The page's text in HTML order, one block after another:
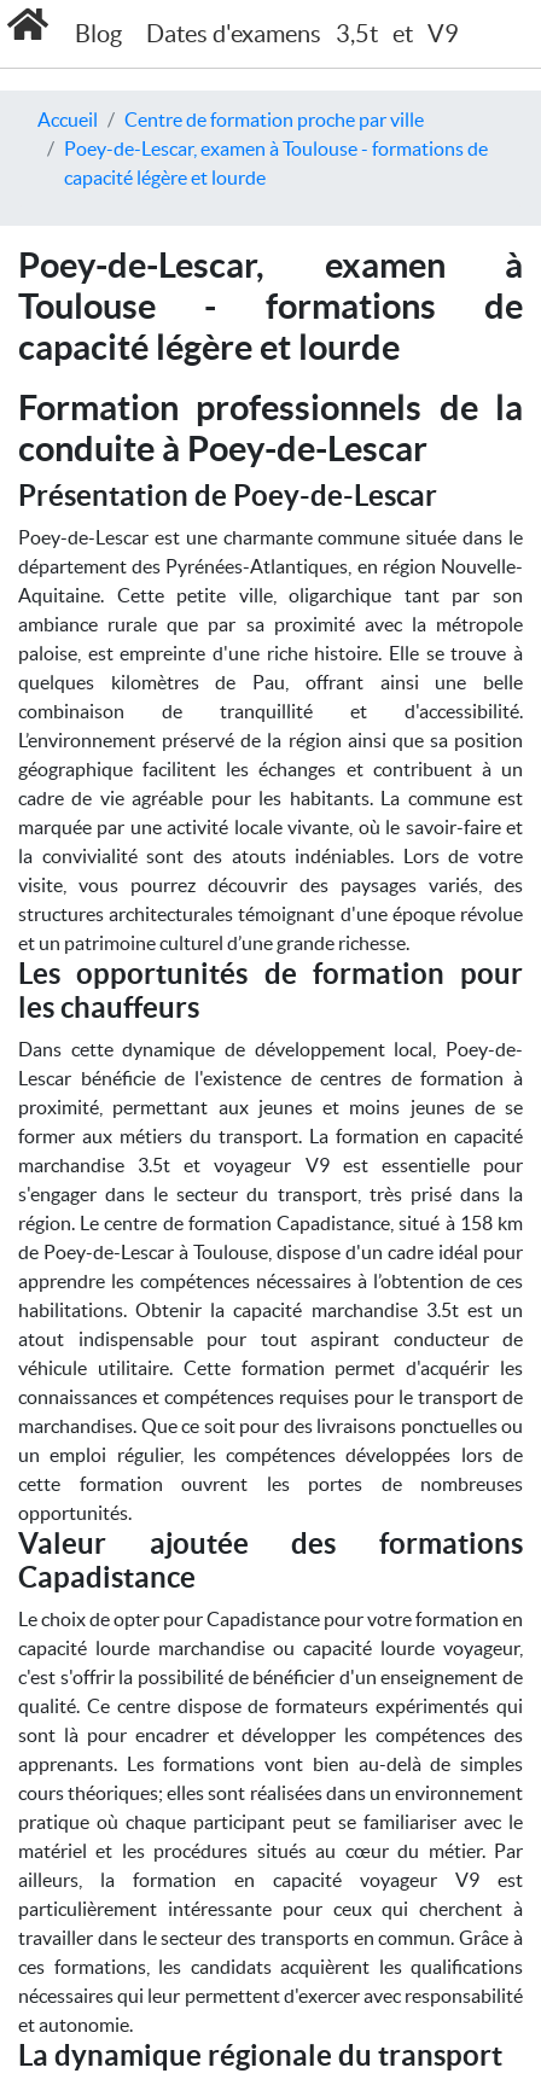
Blog Dates d'examens 3,5t et V9
Accueil
Centre de formation proche par ville
Poey-de-Lescar, examen à Toulouse - formations de
capacité légère et lourde
Poey-de-Lescar, examen à
Toulouse - formations de
capacité légère et lourde
Formation professionnels de la
conduite à Poey-de-Lescar
Présentation de Poey-de-Lescar
Poey-de-Lescar est une charmante commune située dans le
département des Pyrénées-Atlantiques, en région Nouvelle-
Aquitaine. Cette petite ville, oligarchique tant par son
ambiance rurale que par sa proximité avec la métropole
paloise, est empreinte d'une riche histoire. Elle se trouve à
quelques kilomètres de Pau, offrant ainsi une belle
combinaison de tranquillité et d'accessibilité.
L’environnement préservé de la région ainsi que sa position
géographique facilitent les échanges et contribuent à un
cadre de vie agréable pour les habitants. La commune est
marquée par une activité locale vivante, où le savoir-faire et
la convivialité sont des atouts indéniables. Lors de votre
visite, vous pourrez découvrir des paysages variés, des
structures architecturales témoignant d'une époque révolue
et un patrimoine culturel d’une grande richesse.
Les opportunités de formation pour
les chauffeurs
Dans cette dynamique de développement local, Poey-de-
Lescar bénéficie de l'existence de centres de formation à
proximité, permettant aux jeunes et moins jeunes de se
former aux métiers du transport. La formation en capacité
marchandise 3.5t et voyageur V9 est essentielle pour
s'engager dans le secteur du transport, très prisé dans la
région. Le centre de formation Capadistance, situé à 158 km
de Poey-de-Lescar à Toulouse, dispose d'un cadre idéal pour
apprendre les compétences nécessaires à l’obtention de ces
habilitations. Obtenir la capacité marchandise 3.5t est un
atout indispensable pour tout aspirant conducteur de
véhicule utilitaire. Cette formation permet d'acquérir les
connaissances et compétences requises pour le transport de
marchandises. Que ce soit pour des livraisons ponctuelles ou
un emploi régulier, les compétences développées lors de
cette formation ouvrent les portes de nombreuses
opportunités.
Valeur ajoutée des formations
Capadistance
Le choix de opter pour Capadistance pour votre formation en
capacité lourde marchandise ou capacité lourde voyageur,
c'est s'offrir la possibilité de bénéficier d'un enseignement de
qualité. Ce centre dispose de formateurs expérimentés qui
sont là pour encadrer et développer les compétences des
apprenants. Les formations vont bien au-delà de simples
cours théoriques; elles sont réalisées dans un environnement
pratique où chaque participant peut se familiariser avec le
matériel et les procédures situés au cœur du métier. Par
ailleurs, la formation en capacité voyageur V9 est
particulièrement intéressante pour ceux qui cherchent à
travailler dans le secteur des transports en commun. Grâce à
ces formations, les candidats acquièrent les qualifications
nécessaires qui leur permettent d'exercer avec responsabilité
et autonomie.
La dynamique régionale du transport